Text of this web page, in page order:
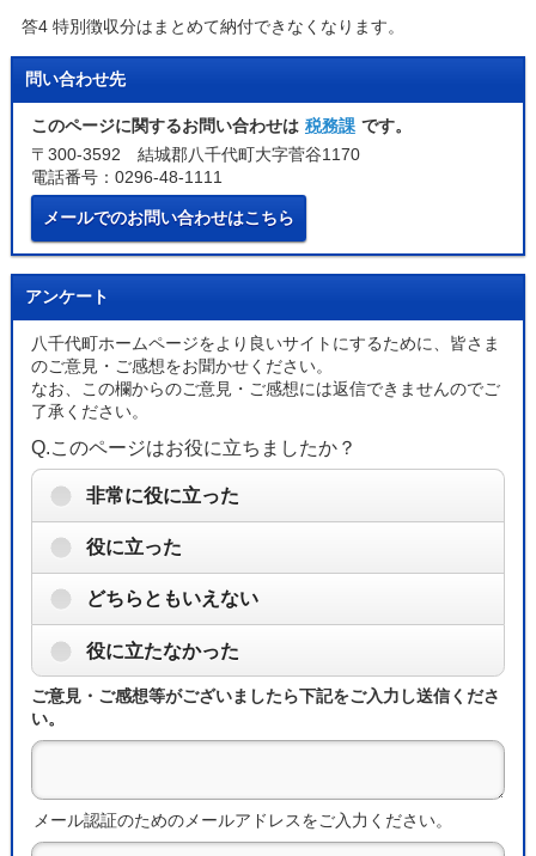
答4 特別徴収分はまとめて納付できなくなります。
問い合わせ先
このページに関するお問い合わせは 税務課 です。
〒300-3592 結城郡八千代町大字菅谷1170
電話番号：0296-48-1111
メールでのお問い合わせはこちら
アンケート
八千代町ホームページをより良いサイトにするために、皆さま
のご意見・ご感想をお聞かせください。
なお、この欄からのご意見・ご感想には返信できませんのでご
了承ください。
Q.このページはお役に立ちましたか？
非常に役に立った
役に立った
どちらともいえない
役に立たなかった
ご意見・ご感想等がございましたら下記をご入力し送信くださ
い。
メール認証のためのメールアドレスをご入力ください。